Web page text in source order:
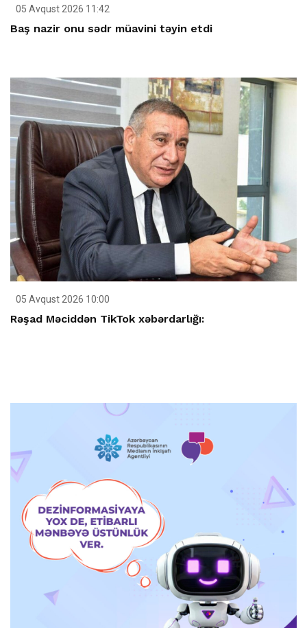
05 Avqust 2026 11:42
Baş nazir onu sədr müavini təyin etdi
05 Avqust 2026 10:00
Rəşad Məciddən TikTok xəbərdarlığı: